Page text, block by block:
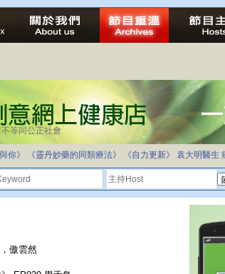
不等同公正社會
你》 《靈丹妙藥的同類療法》 《自力更新》 袁大明醫生
傲雲然